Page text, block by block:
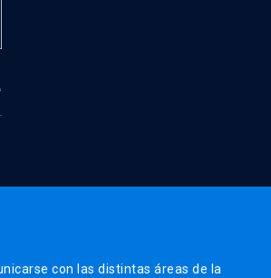
con las distintas áreas de la